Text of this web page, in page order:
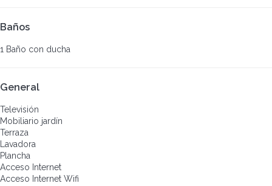
Baños
1 Baño con ducha
General
Televisión
Mobiliario jardín
Terraza
Lavadora
Plancha
Acceso Internet
Acceso Internet Wifi